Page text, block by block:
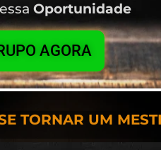
Oportunidade
AGORA
TORNAR UM